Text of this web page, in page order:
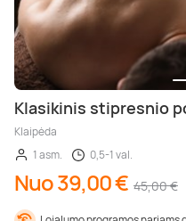
Klasikinis stipresnio
Klaipėda
1 asm.
0,5-1 val.
Nuo 39,00 € 45,00 €